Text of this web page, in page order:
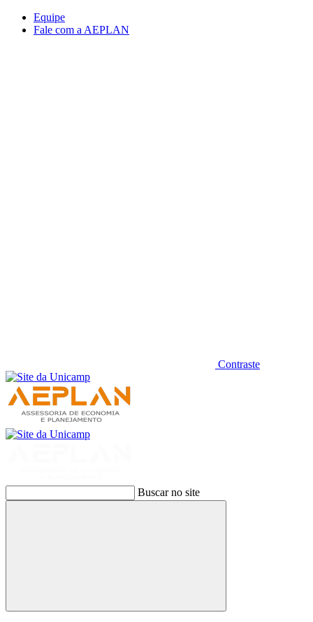
Conteúdo principal
Equipe
Fale com a AEPLAN
Contraste
Buscar no site
Buscar